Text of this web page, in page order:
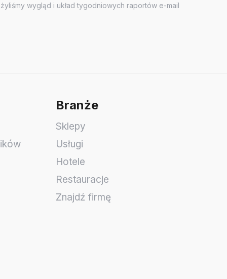
wygląd i układ tygodniowych raportów e-mail
Branże
Sklepy
Usługi
Hotele
Restauracje
Znajdź firmę